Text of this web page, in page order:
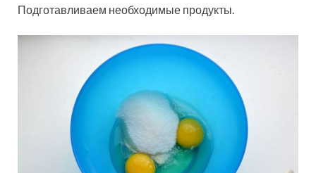
Подготавливаем необходимые продукты.